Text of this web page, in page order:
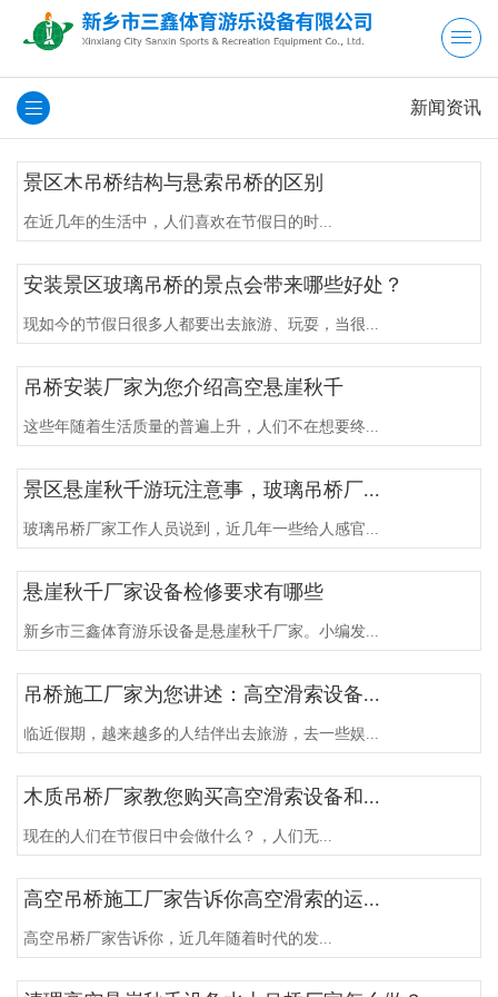
新闻资讯
景区木吊桥结构与悬索吊桥的区别
在近几年的生活中，人们喜欢在节假日的时...
安装景区玻璃吊桥的景点会带来哪些好处？
现如今的节假日很多人都要出去旅游、玩耍，当很...
吊桥安装厂家为您介绍高空悬崖秋千
这些年随着生活质量的普遍上升，人们不在想要终...
景区悬崖秋千游玩注意事，玻璃吊桥厂...
玻璃吊桥厂家工作人员说到，近几年一些给人感官...
悬崖秋千厂家设备检修要求有哪些
新乡市三鑫体育游乐设备是悬崖秋千厂家。小编发...
吊桥施工厂家为您讲述：高空滑索设备...
临近假期，越来越多的人结伴出去旅游，去一些娱...
木质吊桥厂家教您购买高空滑索设备和...
现在的人们在节假日中会做什么？，人们无...
高空吊桥施工厂家告诉你高空滑索的运...
高空吊桥厂家告诉你，近几年随着时代的发...